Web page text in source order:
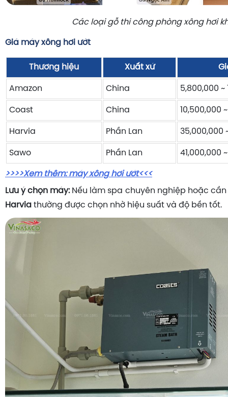
Các loại gỗ thi công phòng xông hơi
Giá máy xông hơi ướt
Thương hiệu Xuất xứ
Amazon China 5,800,000 ~
Coast China 10,500,000
Harvia Phần Lan 35,000,000
Sawo Phần Lan 41,000,000
>>>>Xem thêm: máy xông hơi ướt<<<
Lưu ý chọn máy:Nếu làm spa chuyên nghiệp hoặc cần
Harvia thường được chọn nhờ hiệu suất và độ bền tốt.